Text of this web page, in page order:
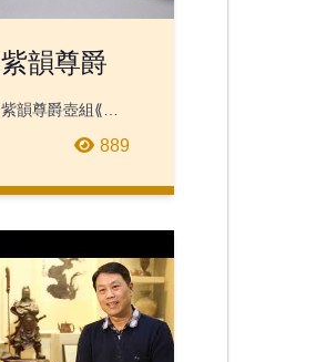
紫韻尊爵
紫韻尊爵壺組⟪紫
韻尊爵⟫壺組是林
靖崧老師於2003
年發表，發想自台
台灣人品茗除了
壺︑
889